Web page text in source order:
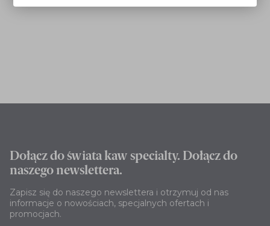
Dołącz do świata kaw specialty. Dołącz do
naszego newslettera.
Zapisz się do naszego newslettera i otrzymuj od nas
informacje o nowościach, specjalnych ofertach i
promocjach.